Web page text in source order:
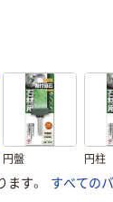
円盤 円柱
ます。
すべての